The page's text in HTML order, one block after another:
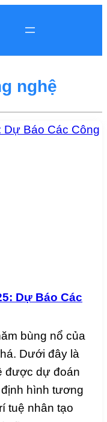
nghệ
Dự Báo Các
bùng nổ của
Dưới đây là
được dự đoán
hình tương
tuệ nhân tạo